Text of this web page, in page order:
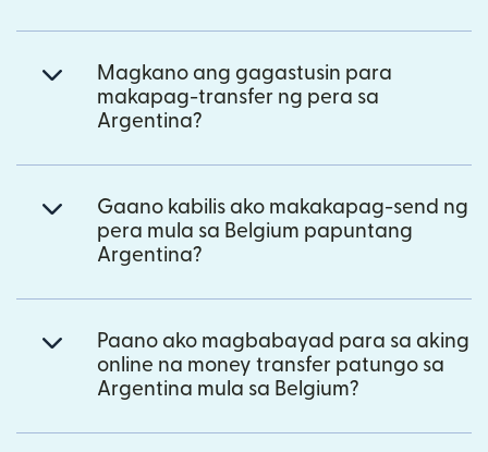
Magkano ang gagastusin para
makapag-transfer ng pera sa
Argentina?
Gaano kabilis ako makakapag-send ng
pera mula sa Belgium papuntang
Argentina?
Paano ako magbabayad para sa aking
online na money transfer patungo sa
Argentina mula sa Belgium?